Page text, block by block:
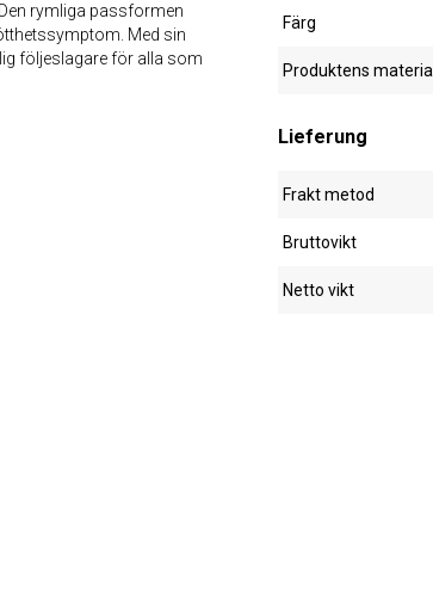
rymliga passformen
Med sin
följeslagare för alla som
Färg
Produktens material
Lieferung
Frakt metod
Bruttovikt
Netto vikt